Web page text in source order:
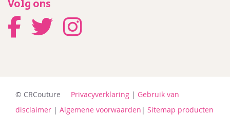
Volg ons
© CRCouture Privacyverklaring | Gebruik van
disclaimer | Algemene voorwaarden | Sitemap producten